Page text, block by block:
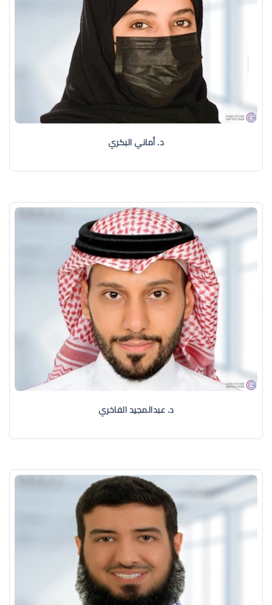
د. أماني البكري
د. عبدالمجيد الفاخري